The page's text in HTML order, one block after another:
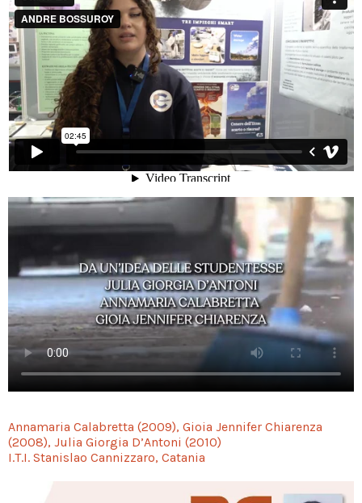
Annamaria Calabretta (2009), Gioia Jennifer Chiarenza
(2008), Julia Giorgia D’Antoni (2010)
I.T.I. Stanislao Cannizzaro, Catania